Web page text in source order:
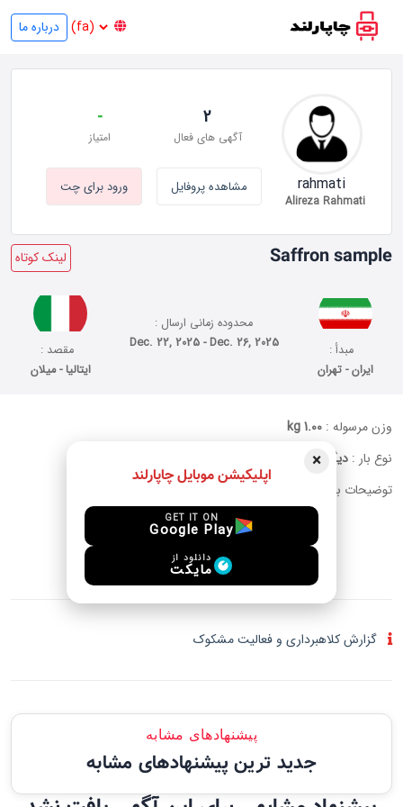
درباره ما
Saffron sample لینک کوتاه
مبدأ :
ایران - تهران
محدوده زمانی ارسال :
Dec. 22, 2025 - Dec. 26, 2025
مقصد :
ایتالیا - میلان
rahmati
Alireza Rahmati
2
آگهی های فعال
-
امتیاز
مشاهده پروفایل ورود برای چت
وزن مرسوله : 1.00 kg
نوع بار : دیگر
توضیحات بار :
ورود برای چت
گزارش کلاهبرداری و فعالیت مشکوک
پیشنهادهای مشابه
جدید ترین پیشنهادهای مشابه
×
اپلیکیشن موبایل چاپارلند
GET IT ON
Google Play
دانلود از
مایکت